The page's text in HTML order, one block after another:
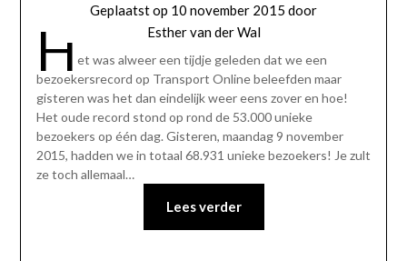
Geplaatst op 10 november 2015 door
Esther van der Wal
H et was alweer een tijdje geleden dat we een
bezoekersrecord op Transport Online beleefden maar
gisteren was het dan eindelijk weer eens zover en hoe!
Het oude record stond op rond de 53.000 unieke
bezoekers op één dag. Gisteren, maandag 9 november
2015, hadden we in totaal 68.931 unieke bezoekers! Je zult
ze toch allemaal…
Lees verder